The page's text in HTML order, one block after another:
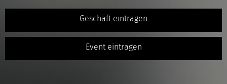
Geschäft eintragen
Event eintragen